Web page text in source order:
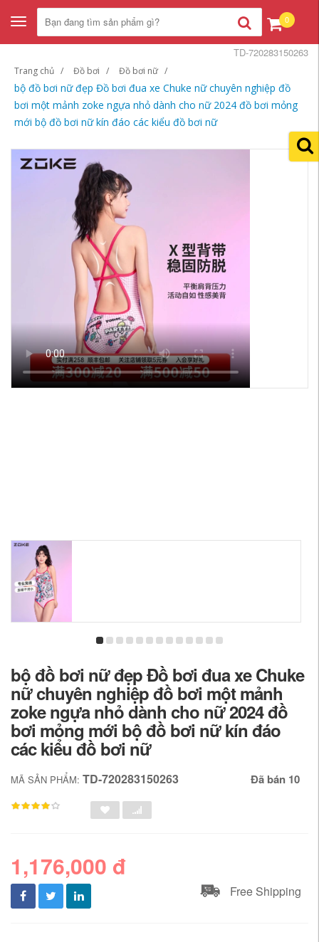
Toggle
navigation
0
Trang chủ Đồ bơi Đồ bơi nữ
bộ đồ bơi nữ đẹp Đồ bơi đua xe Chuke nữ chuyên nghiệp đồ
bơi một mảnh zoke ngựa nhỏ dành cho nữ 2024 đồ bơi mỏng
mới bộ đồ bơi nữ kín đáo các kiểu đồ bơi nữ
TD-720283150263
bộ đồ bơi nữ đẹp Đồ bơi đua xe Chuke
nữ chuyên nghiệp đồ bơi một mảnh
zoke ngựa nhỏ dành cho nữ 2024 đồ
bơi mỏng mới bộ đồ bơi nữ kín đáo
các kiểu đồ bơi nữ
MÃ SẢN PHẨM: TD-720283150263 Đã bán 10
1,176,000 đ
Free Shipping